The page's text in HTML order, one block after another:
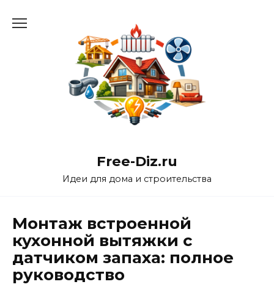
Free-Diz.ru
Идеи для дома и строительства
Монтаж встроенной
кухонной вытяжки с
датчиком запаха: полное
руководство